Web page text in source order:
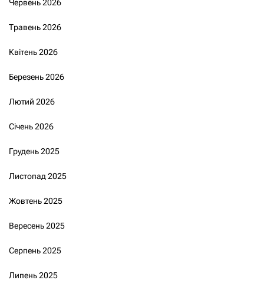
Червень 2026
Травень 2026
Квітень 2026
Березень 2026
Лютий 2026
Січень 2026
Грудень 2025
Листопад 2025
Жовтень 2025
Вересень 2025
Серпень 2025
Липень 2025